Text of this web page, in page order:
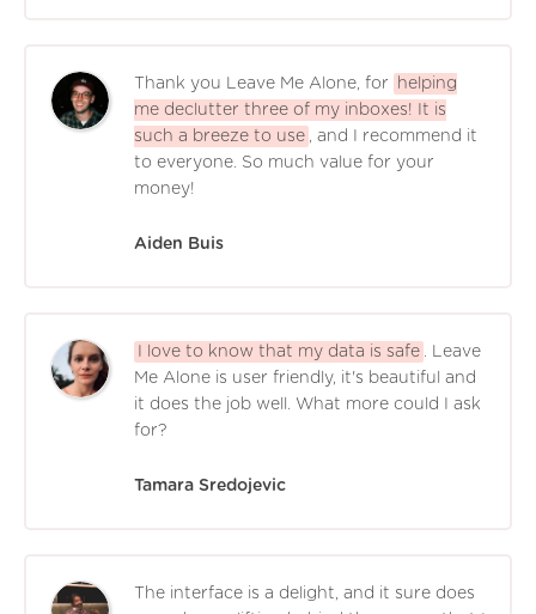
Thank you Leave Me Alone, for
helping
me declutter three of my inboxes! It is
such a breeze to use , and I recommend it
to everyone. So much value for your
money!
Aiden Buis
I love to know that my data is safe . Leave
Me Alone is user friendly, it's beautiful and
it does the job well. What more could I ask
for?
Tamara Sredojevic
The interface is a delight, and it sure does